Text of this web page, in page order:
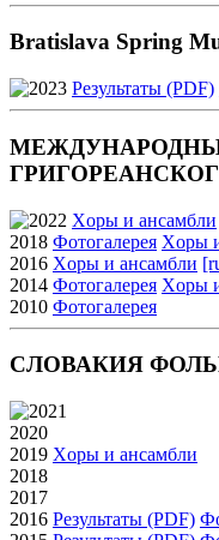
Bratislava Spring
2023 Результаты (PDF)
2022 Xоры и ансамбли
2018 Фотогалерея Xоры
2016 Xоры и ансамбли
2014 Фотогалерея Xоры
2010 Фотогалерея
СЛОВАКИЯ
2021
2020
2019 Xоры и ансамбли
2018
2017
2016 Результаты (PDF)